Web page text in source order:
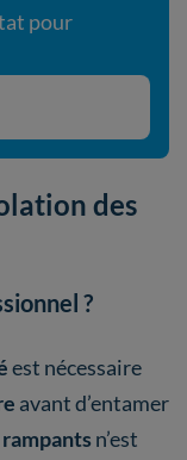
pour
des
?
est nécessaire
avant d’entamer
n’est